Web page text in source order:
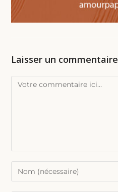
Laisser un commentaire